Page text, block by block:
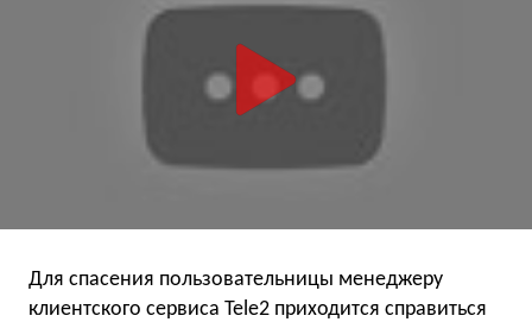
Для спасения пользовательницы менеджеру
клиентского сервиса Tele2 приходится справиться